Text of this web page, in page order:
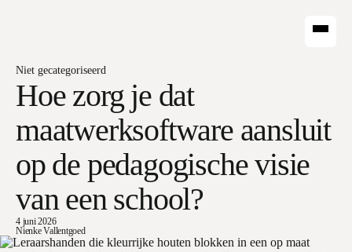
Niet gecategoriseerd
Hoe zorg je dat
maatwerksoftware aansluit
op de pedagogische visie
van een school?
4 juni 2026
Nienke Vallentgoed